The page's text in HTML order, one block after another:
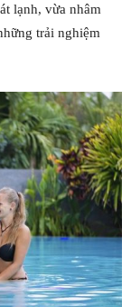
lạnh, vừa nhâm
trải nghiệm